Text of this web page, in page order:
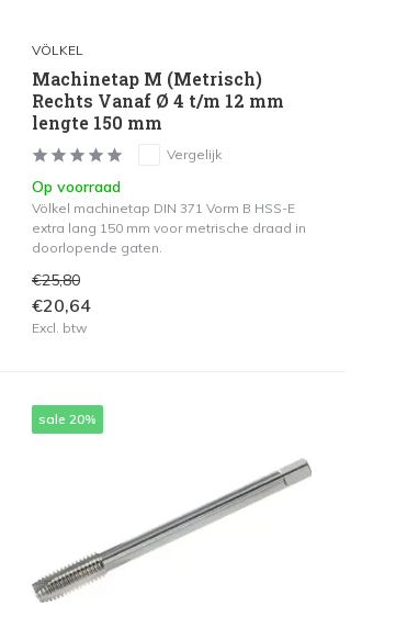
VÖLKEL
Machinetap M (Metrisch)
Rechts Vanaf Ø 4 t/m 12 mm
lengte 150 mm
Vergelijk
Op voorraad
Völkel machinetap DIN 371 Vorm B HSS-E
extra lang 150 mm voor metrische draad in
doorlopende gaten.
€25,80
€20,64
Excl. btw
sale 20%